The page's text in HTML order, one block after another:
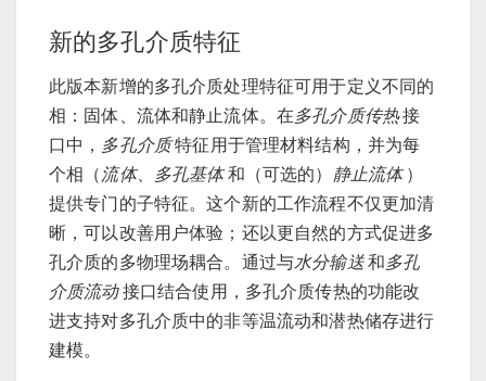
新的多孔介质特征
此版本新增的多孔介质处理特征可用于定义不同的
相：固体、流体和静止流体。在多孔介质传热接
口中， 多孔介质特征用于管理材料结构，并为每
个相（ 流体、 多孔基体和（可选的） 静止流体）
提供专门的子特征。这个新的工作流程不仅更加清
晰，可以改善用户体验；还以更自然的方式促进多
孔介质的多物理场耦合。通过与水分输送和多孔
介质流动接口结合使用，多孔介质传热的功能改
进支持对多孔介质中的非等温流动和潜热储存进行
建模。